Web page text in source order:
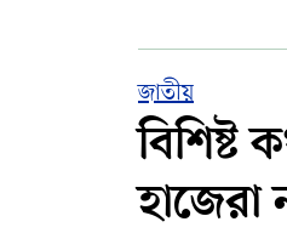
জাতীয়
বিশিষ্ট
TERMS & CONDITIONS
EDITOR & PUBLISHER :